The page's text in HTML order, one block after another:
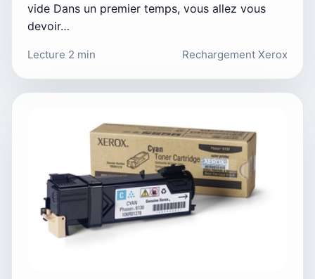
vide Dans un premier temps, vous allez vous
devoir…
Lecture 2 min Rechargement Xerox